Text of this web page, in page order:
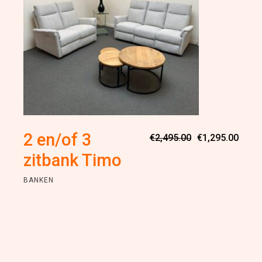
2 en/of 3
zitbank Timo
€2,495.00
prijs
€1,295.00
prijs
BANKEN